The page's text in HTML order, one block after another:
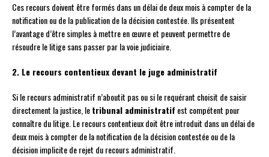
Ces recours doivent être formés dans un délai de deux mois à compter de la
notification ou de la publication de la décision contestée. Ils présentent
l’avantage d’être simples à mettre en œuvre et peuvent permettre de
résoudre le litige sans passer par la voie judiciaire.
2. Le recours contentieux devant le juge administratif
Si le recours administratif n’aboutit pas ou si le requérant choisit de saisir
directement la justice, letribunal administratif est compétent pour
connaître du litige. Le recours contentieux doit être introduit dans un délai de
deux mois à compter de la notification de la décision contestée ou de la
décision implicite de rejet du recours administratif.